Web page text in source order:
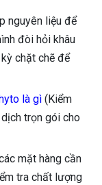
nguyên liệu để
đòi hỏi khâu
chặt chẽ để
là gì (Kiểm
trọn gói cho
mặt hàng cần
tra chất lượng